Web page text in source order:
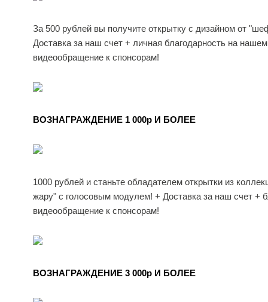
За 500 рублей вы получите открытку с дизайном от
Доставка за наш счет + личная благодарность на
видеообращение к спонсорам!
ВОЗНАГРАЖДЕНИЕ 1 000p И БОЛЕЕ
1000 рублей и станьте обладателем открытки из
жару" с голосовым модулем! + Доставка за наш счет +
видеообращение к спонсорам!
ВОЗНАГРАЖДЕНИЕ 3 000p И БОЛЕЕ